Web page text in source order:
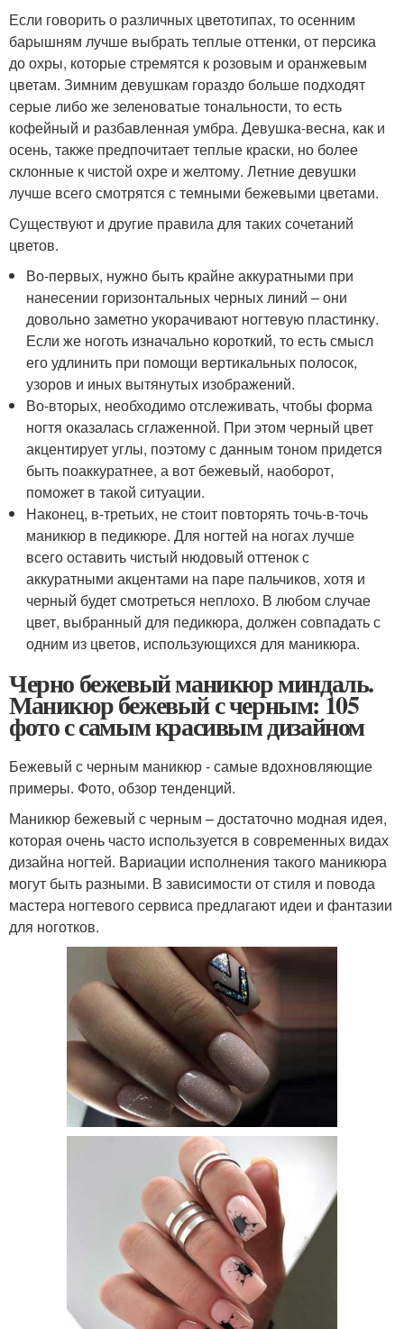
Если говорить о различных цветотипах, то осенним
барышням лучше выбрать теплые оттенки, от персика
до охры, которые стремятся к розовым и оранжевым
цветам. Зимним девушкам гораздо больше подходят
серые либо же зеленоватые тональности, то есть
кофейный и разбавленная умбра. Девушка-весна, как и
осень, также предпочитает теплые краски, но более
склонные к чистой охре и желтому. Летние девушки
лучше всего смотрятся с темными бежевыми цветами.
Существуют и другие правила для таких сочетаний
цветов.
Во-первых, нужно быть крайне аккуратными при
нанесении горизонтальных черных линий – они
довольно заметно укорачивают ногтевую пластинку.
Если же ноготь изначально короткий, то есть смысл
его удлинить при помощи вертикальных полосок,
узоров и иных вытянутых изображений.
Во-вторых, необходимо отслеживать, чтобы форма
ногтя оказалась сглаженной. При этом черный цвет
акцентирует углы, поэтому с данным тоном придется
быть поаккуратнее, а вот бежевый, наоборот,
поможет в такой ситуации.
Наконец, в-третьих, не стоит повторять точь-в-точь
маникюр в педикюре. Для ногтей на ногах лучше
всего оставить чистый нюдовый оттенок с
аккуратными акцентами на паре пальчиков, хотя и
черный будет смотреться неплохо. В любом случае
цвет, выбранный для педикюра, должен совпадать с
одним из цветов, использующихся для маникюра.
Черно бежевый маникюр миндаль.
Маникюр бежевый с черным: 105
фото с самым красивым дизайном
Бежевый с черным маникюр - самые вдохновляющие
примеры. Фото, обзор тенденций.
Маникюр бежевый с черным – достаточно модная идея,
которая очень часто используется в современных видах
дизайна ногтей. Вариации исполнения такого маникюра
могут быть разными. В зависимости от стиля и повода
мастера ногтевого сервиса предлагают идеи и фантазии
для ноготков.